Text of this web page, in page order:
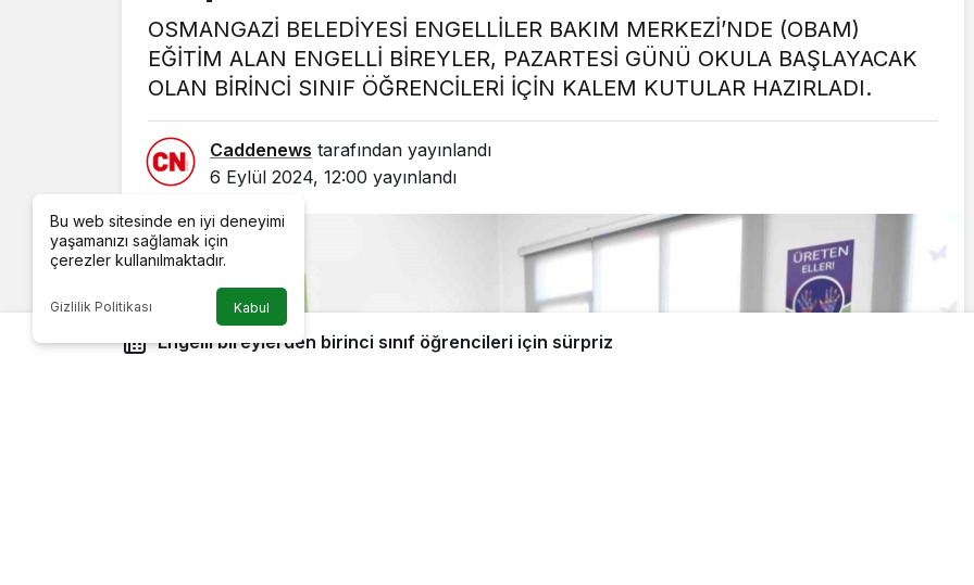
OSMANGAZİ BELEDİYESİ ENGELLİLER BAKIM MERKEZİ’NDE (OBAM)
EĞİTİM ALAN ENGELLİ BİREYLER, PAZARTESİ GÜNÜ OKULA BAŞLAYACAK
OLAN BİRİNCİ SINIF ÖĞRENCİLERİ İÇİN KALEM KUTULAR HAZIRLADI.
Caddenews tarafından yayınlandı
6 Eylül 2024, 12:00 yayınlandı
Engelli bireylerden birinci sınıf öğrencileri için sürpriz
Bu web sitesinde en iyi deneyimi
yaşamanızı sağlamak için
çerezler kullanılmaktadır.
Gizlilik Politikası Kabul